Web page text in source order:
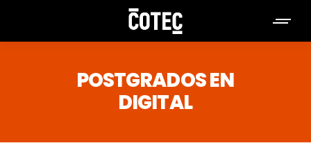
POSTGRADOS EN
DIGITAL